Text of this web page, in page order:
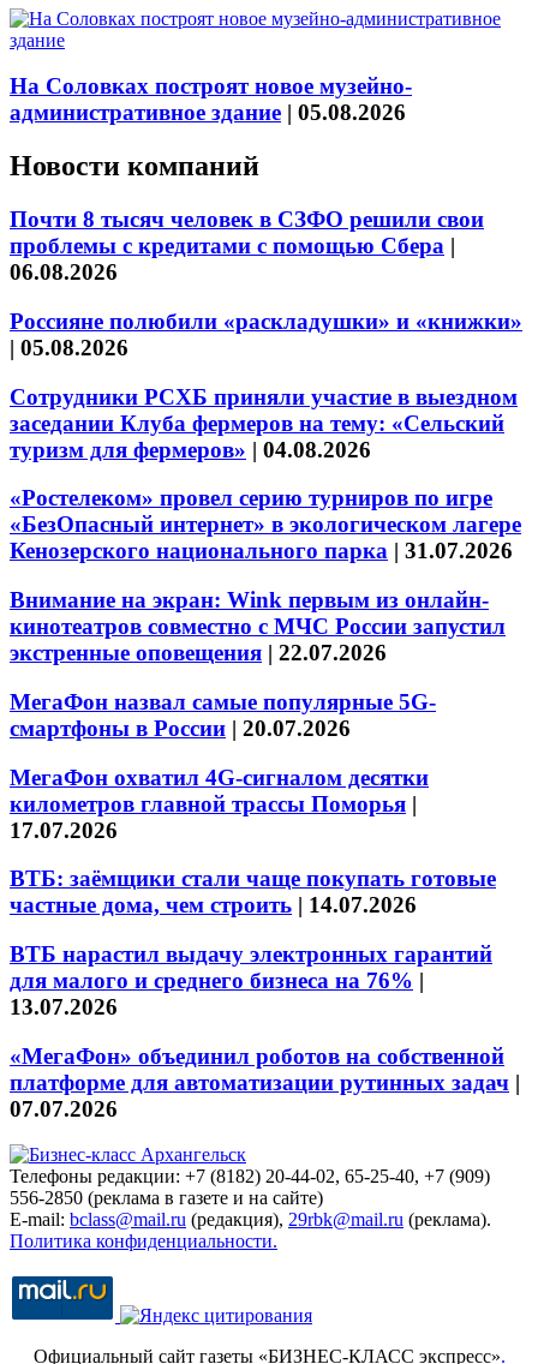
На Соловках построят новое музейно-
административное здание | 05.08.2026
Новости компаний
Почти 8 тысяч человек в СЗФО решили свои
проблемы с кредитами с помощью Сбера |
06.08.2026
Россияне полюбили «раскладушки» и «книжки»
| 05.08.2026
Сотрудники РСХБ приняли участие в выездном
заседании Клуба фермеров на тему: «Сельский
туризм для фермеров» | 04.08.2026
«Ростелеком» провел серию турниров по игре
«БезОпасный интернет» в экологическом лагере
Кенозерского национального парка | 31.07.2026
Внимание на экран: Wink первым из онлайн-
кинотеатров совместно с МЧС России запустил
экстренные оповещения | 22.07.2026
МегаФон назвал самые популярные 5G-
смартфоны в России | 20.07.2026
МегаФон охватил 4G-сигналом десятки
километров главной трассы Поморья |
17.07.2026
ВТБ: заёмщики стали чаще покупать готовые
частные дома, чем строить | 14.07.2026
ВТБ нарастил выдачу электронных гарантий
для малого и среднего бизнеса на 76% |
13.07.2026
«МегаФон» объединил роботов на собственной
платформе для автоматизации рутинных задач |
07.07.2026
Телефоны редакции: +7 (8182) 20-44-02, 65-25-40, +7 (909)
556-2850 (реклама в газете и на сайте)
E-mail: bclass@mail.ru (редакция), 29rbk@mail.ru (реклама).
Политика конфиденциальности.
Официальный сайт газеты «БИЗНЕС-КЛАСС экспресс».